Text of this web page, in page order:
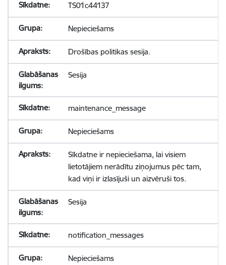
TS01c44137
Nepieciešams
Drošības politikas sesija.
Sesija
maintenance_message
Nepieciešams
Sīkdatne ir nepieciešama, lai visiem
lietotājiem nerādītu ziņojumus pēc tam,
kad viņi ir izlasījuši un aizvēruši tos.
Sesija
notification_messages
Nepieciešams